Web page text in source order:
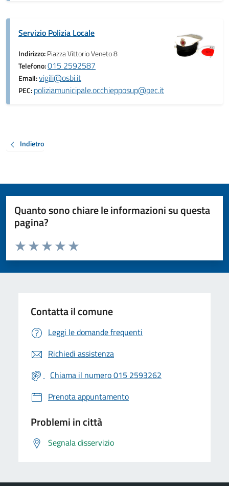
Servizio Polizia Locale
Indirizzo:Piazza Vittorio Veneto 8
Telefono:015 2592587
Email:vigili@osbi.it
PEC:poliziamunicipale.occhiepposup@pec.it
Indietro
Quanto sono chiare le informazioni su questa
pagina?
Valuta da 1 a 5 stelle la pagina
Valuta 5 stelle su 5
Valuta 4 stelle su 5
Valuta 3 stelle su 5
Valuta 2 stelle su 5
Valuta 1 stelle su 5
Contatta il comune
Leggi le domande frequenti
Richiedi assistenza
Chiama il numero 015 2593262
Prenota appuntamento
Problemi in città
Segnala disservizio